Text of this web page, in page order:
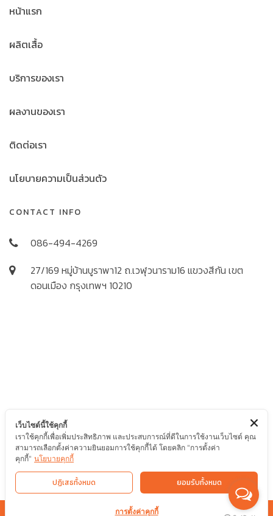
หน้าแรก
ผลิตเสื้อ
บริการของเรา
ผลงานของเรา
ติดต่อเรา
นโยบายความเป็นส่วนตัว
CONTACT INFO
086-494-4269
27/169 หมู่บ้านบูราพา12 ถ.เวฬุวนาราม16 แขวงสีกัน เขต
ดอนเมือง กรุงเทพฯ 10210
เว็บไซต์นี้ใช้คุกกี้
เราใช้คุกกี้เพื่อเพิ่มประสิทธิภาพ และประสบการณ์ที่ดีในการใช้งานเว็บไซต์ คุณ
สามารถเลือกตั้งค่าความยินยอมการใช้คุกกี้ได้ โดยคลิก "การตั้งค่า
คุกกี้" นโยบายคุกกี้
ปฏิเสธทั้งหมด ยอมรับทั้งหมด
การตั้งค่าคุกกี้